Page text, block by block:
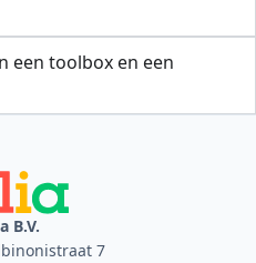
een toolbox en een
B.V.
7